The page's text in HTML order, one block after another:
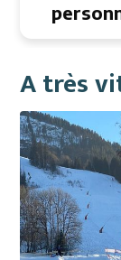
A très